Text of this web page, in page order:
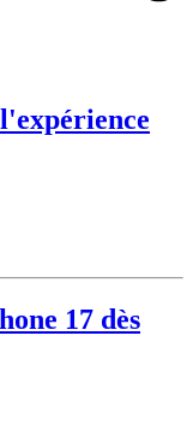
17 dès